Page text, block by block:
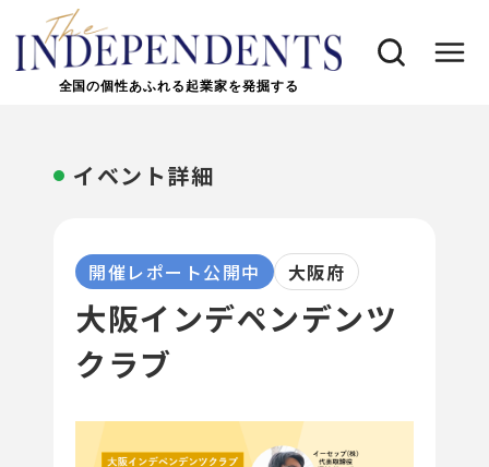
全国の個性あふれる起業家を発掘する
イベント詳細
開催レポート公開中 大阪府
大阪インデペンデンツ
クラブ